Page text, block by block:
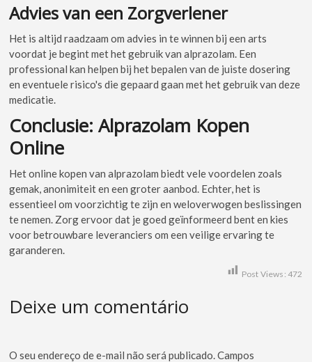
Advies van een Zorgverlener
Het is altijd raadzaam om advies in te winnen bij een arts
voordat je begint met het gebruik van alprazolam. Een
professional kan helpen bij het bepalen van de juiste dosering
en eventuele risico's die gepaard gaan met het gebruik van deze
medicatie.
Conclusie: Alprazolam Kopen
Online
Het online kopen van alprazolam biedt vele voordelen zoals
gemak, anonimiteit en een groter aanbod. Echter, het is
essentieel om voorzichtig te zijn en weloverwogen beslissingen
te nemen. Zorg ervoor dat je goed geïnformeerd bent en kies
voor betrouwbare leveranciers om een veilige ervaring te
garanderen.
Post Views: 472
Deixe um comentário
O seu endereço de e-mail não será publicado.Campos